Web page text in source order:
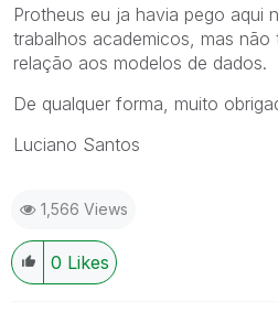
Protheus eu ja havia pego aqui
trabalhos academicos, mas
relação aos modelos de dados.
De qualquer forma, muito
Luciano Santos
1,566 Views
0 Likes